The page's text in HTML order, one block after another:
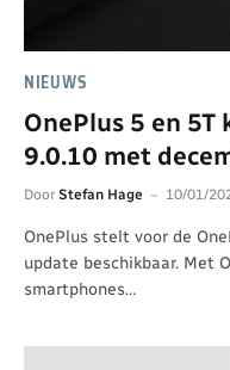
NIEUWS
OnePlus 5 en 5T
9.0.10 met
Door Stefan Hage 10/01/
OnePlus stelt voor de
update beschikbaar. Met
smartphones…